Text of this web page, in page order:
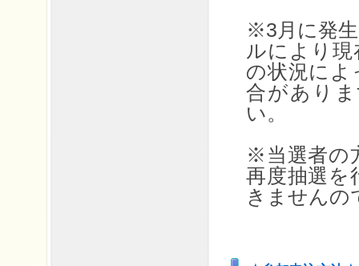
※3月に発
ルにより
の状況によ
合があり
い。
※当選者の
再度抽選を
きませんの